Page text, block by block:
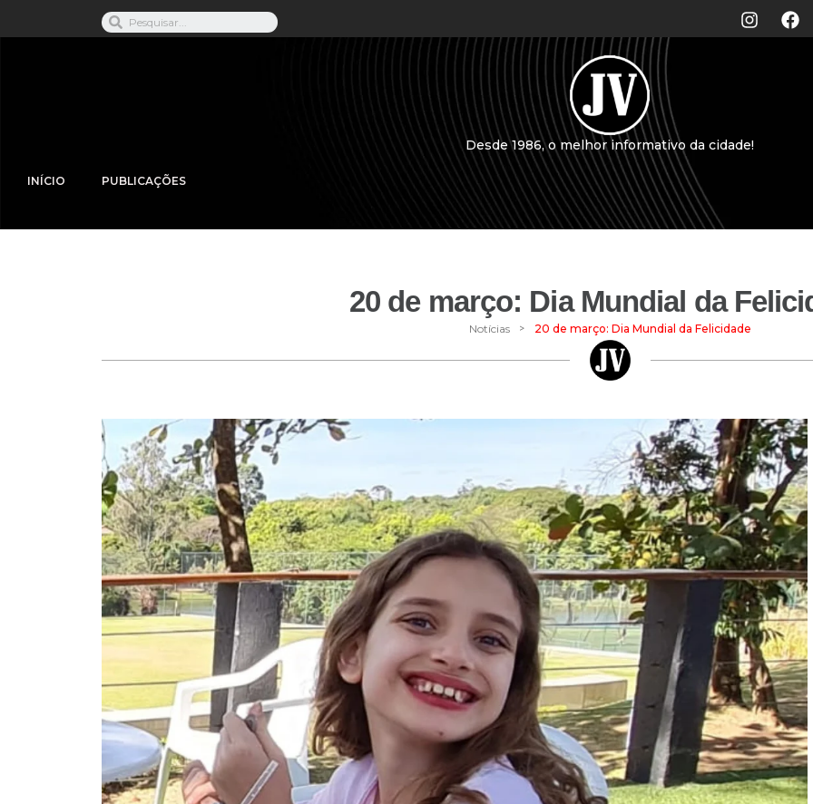
Desde 1986, o melhor informativo da cidade!
INÍCIO PUBLICAÇÕES
20 de março: Dia Mundial da
Notícias > 20 de março: Dia Mundial da Felicidade